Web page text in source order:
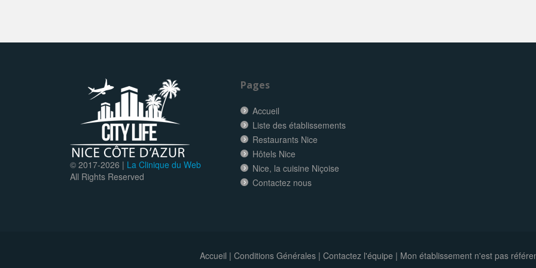
© 2017-2026 | La Clinique du Web
All Rights Reserved
Pages
Accueil
Liste des établissements
Restaurants Nice
Hôtels Nice
Nice, la cuisine Niçoise
Contactez nous
Accueil | Conditions Générales| Contactez l'équipe | Mon établissement n'est pas